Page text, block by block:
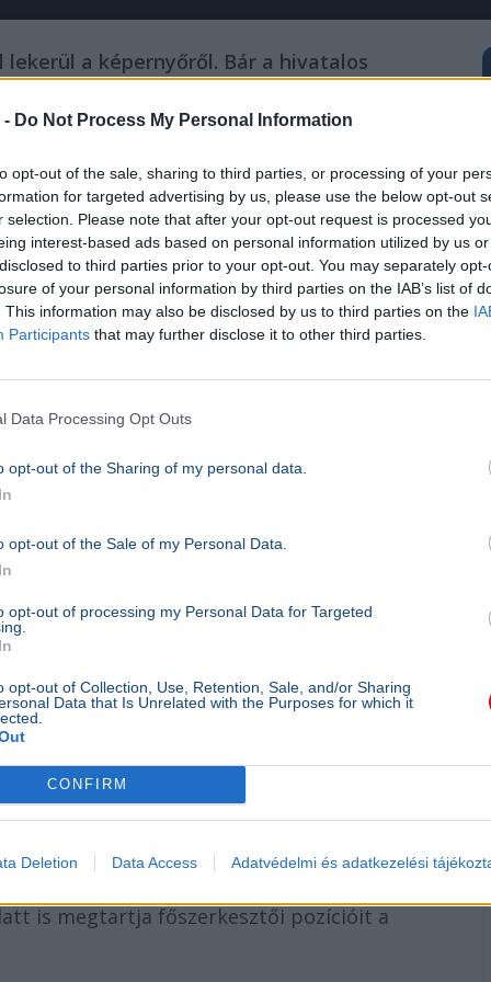
- Do Not Process My Personal Information
opt-out of the sale, sharing to third parties, or processing of your
for targeted advertising by us, please use the below opt-out
selection. Please note that after your opt-out request is processed
interest-based ads based on personal information utilized by us
to third parties prior to your opt-out. You may separately
of your personal information by third parties on the IAB’s list of
This information may also be disclosed by us to third parties on the
Participants that may further disclose it to other third parties.
Data Processing Opt Outs
opt-out of the Sharing of my personal data.
opt-out of the Sale of my Personal Data.
opt-out of processing my Personal Data for Targeted
opt-out of Collection, Use, Retention, Sale, and/or Sharing
Data that Is Unrelated with the Purposes for which it
CONFIRM
Deletion Data Access Adatvédelmi és adatkezelési
a képernyőről. Bár a hivatalos
átrendeződés nehezen hagyható
a kereskedelmi média bástyáit is.
TV2-nél a csatorna két legmeghatározóbb
jövő héttől egy időre búcsút intenek a
indoklás
döntöttek a távozás mellett, kérésüket
Gábor megfogalmazása szerint a mögöttük
van a regenerálódásra.
drasztikus változása mellett nehéz
többször is élesen bírálta a
Magyarországot háborúba sodorhatnák,
miniszterelnök mellett, akit
a döntés véglegességéről. Marsi
a kedélyeket:
visszatérnek a TV2 képernyőjére.
is megtartja főszerkesztői pozícióit a